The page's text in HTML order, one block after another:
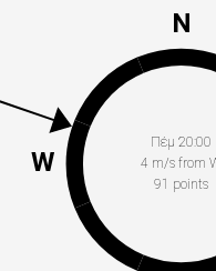
Πέμ 20:00
4 m/s from
91 points
N
W